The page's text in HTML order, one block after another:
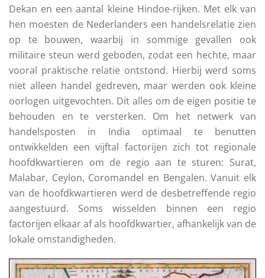
Dekan en een aantal kleine Hindoe-rijken. Met elk van
hen moesten de Nederlanders een handelsrelatie zien
op te bouwen, waarbij in sommige gevallen ook
militaire steun werd geboden, zodat een hechte, maar
vooral praktische relatie ontstond. Hierbij werd soms
niet alleen handel gedreven, maar werden ook kleine
oorlogen uitgevochten. Dit alles om de eigen positie te
behouden en te versterken. Om het netwerk van
handelsposten in India optimaal te benutten
ontwikkelden een vijftal factorijen zich tot regionale
hoofdkwartieren om de regio aan te sturen: Surat,
Malabar, Ceylon, Coromandel en Bengalen. Vanuit elk
van de hoofdkwartieren werd de desbetreffende regio
aangestuurd. Soms wisselden binnen een regio
factorijen elkaar af als hoofdkwartier, afhankelijk van de
lokale omstandigheden.